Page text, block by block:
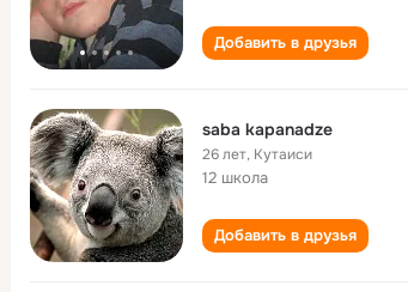
Добавить в друзья
saba kapanadze
26 лет, Кутаиси
12 школа
Добавить в друзья